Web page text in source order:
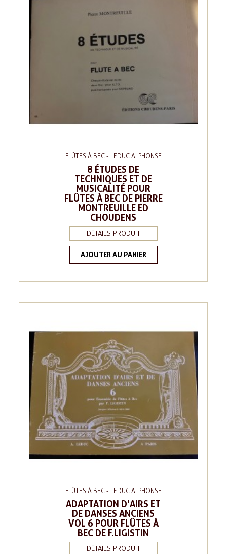
FLÛTES À BEC - LEDUC ALPHONSE
8 ÉTUDES DE
TECHNIQUES ET DE
MUSICALITÉ POUR
FLÛTES À BEC DE PIERRE
MONTREUILLE ED
CHOUDENS
DÉTAILS PRODUIT
AJOUTER AU PANIER
FLÛTES À BEC - LEDUC ALPHONSE
ADAPTATION D'AIRS ET
DE DANSES ANCIENS
VOL 6 POUR FLÛTES À
BEC DE F.LIGISTIN
DÉTAILS PRODUIT